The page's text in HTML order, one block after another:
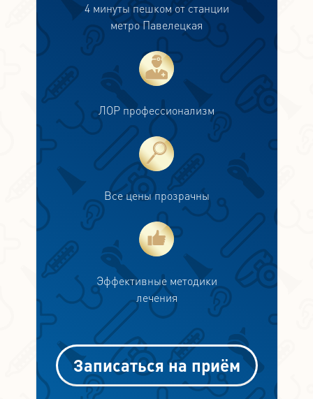
4 минуты пешком от станции
метро Павелецкая
ЛОР профессионализм
Все цены прозрачны
Эффективные методики
лечения
Записаться на приём